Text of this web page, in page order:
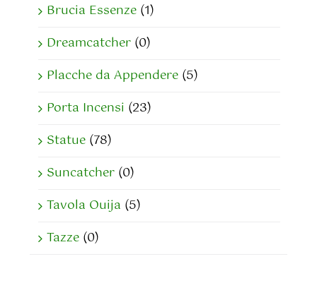
Brucia Essenze (1)
Dreamcatcher (0)
Placche da Appendere (5)
Porta Incensi (23)
Statue (78)
Suncatcher (0)
Tavola Ouija (5)
Tazze (0)